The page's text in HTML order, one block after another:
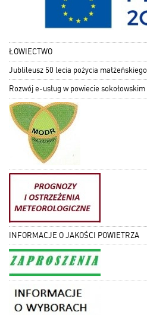
ŁOWIECTWO
Jublileusz 50 lecia pożycia małżeńskiego
Rozwój e-usług w powiecie sokołowskim
INFORMACJE O JAKOŚCI POWIETRZA